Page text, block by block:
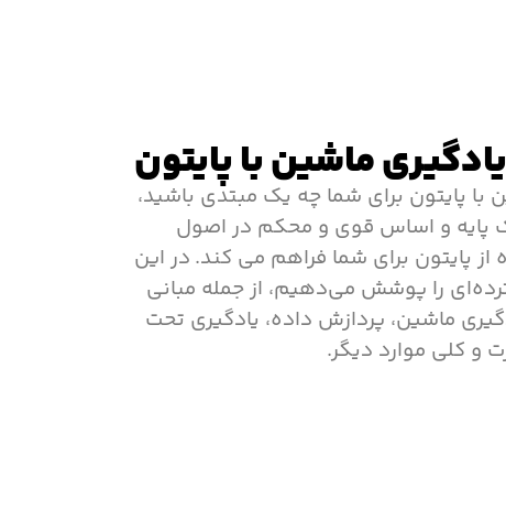
ماشین با پایتون
با پایتون برای شما چه یک مبتدی باشید،
پایه و اساس قوی و محکم در اصول
از پایتون برای شما فراهم می کند. در این
را پوشش می‌دهیم، از جمله مبانی
ماشین، پردازش داده، یادگیری تحت
و کلی موارد دیگر.